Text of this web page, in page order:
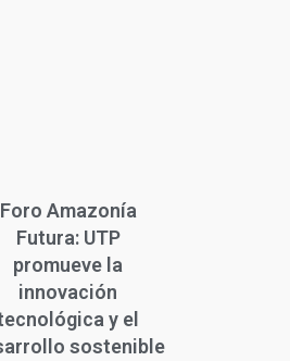
Foro Amazonía
Futura: UTP
promueve la
innovación
y el
sostenible